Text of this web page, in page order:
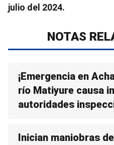
julio del 2024.
NOTAS
¡Emergencia en
río Matiyure causa
autoridades
Inician maniobras